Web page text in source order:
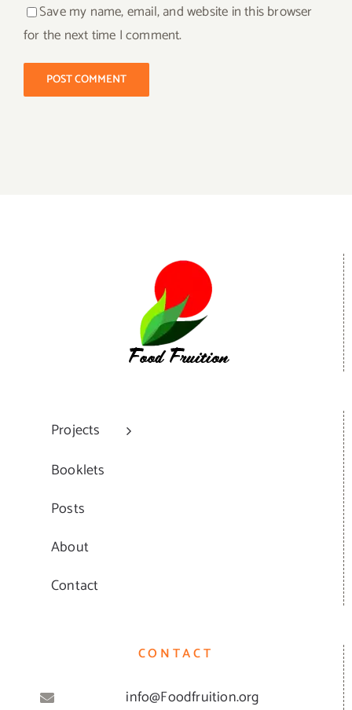
Save my name, email, and website in this browser
for the next time I comment.
Projects
Booklets
Posts
About
Contact
CONTACT
info@Foodfruition.org